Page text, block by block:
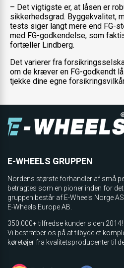
– Det vigtigste er, at låsen er
sikkerhedsgrad. Byggekvalitet,
tests siger langt mere end FG-
med FG-godkendelse, som
fortæller Lindberg.
Det varierer fra
om de kræver en FG-godkendt
tjekke dine egne
E-WHEELS GRUPPEN
Nordens største forhandler af små
betragtes som en pioner inden for
gruppen består af E-Wheels Norge
E-Wheels Europe AB.
350.000+ tilfredse kunder siden 2014!
Vi bestræber os på at tilbyde et
køretøjer fra kvalitetsproducenter til